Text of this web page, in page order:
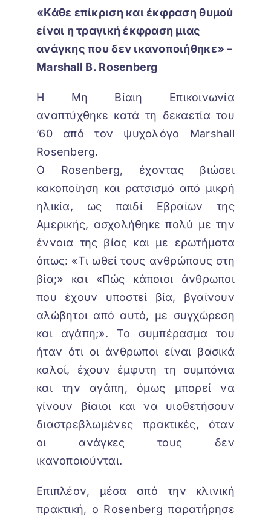
«Κάθε επίκριση και έκφραση θυμού
είναι η τραγική έκφραση μιας
ανάγκης που δεν ικανοποιήθηκε» –
Marshall B. Rosenberg
Η Μη Βίαιη Επικοινωνία
αναπτύχθηκε κατά τη δεκαετία του
’60 από τον ψυχολόγο Marshall
Rosenberg.
Ο Rosenberg, έχοντας βιώσει
κακοποίηση και ρατσισμό από μικρή
ηλικία, ως παιδί Εβραίων της
Αμερικής, ασχολήθηκε πολύ με την
έννοια της βίας και με ερωτήματα
όπως: «Τι ωθεί τους ανθρώπους στη
βία;» και «Πώς κάποιοι άνθρωποι
που έχουν υποστεί βία, βγαίνουν
αλώβητοι από αυτό, με συγχώρεση
και αγάπη;». Το συμπέρασμα του
ήταν ότι οι άνθρωποι είναι βασικά
καλοί, έχουν έμφυτη τη συμπόνια
και την αγάπη, όμως μπορεί να
γίνουν βίαιοι και να υιοθετήσουν
διαστρεβλωμένες πρακτικές, όταν
οι ανάγκες τους δεν
ικανοποιούνται.
Επιπλέον, μέσα από την κλινική
πρακτική, ο Rosenberg παρατήρησε